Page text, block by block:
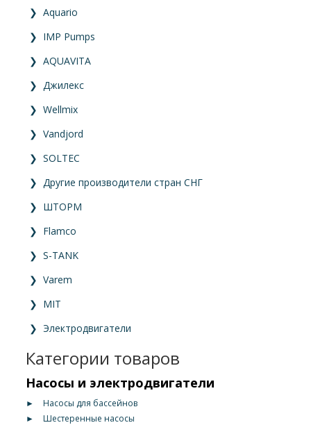
❯ Aquario
❯ IMP Pumps
❯ AQUAVITA
❯ Джилекс
❯ Wellmix
❯ Vandjord
❯ SOLTEC
❯ Другие производители стран СНГ
❯ ШТОРМ
❯ Flamco
❯ S-TANK
❯ Varem
❯ MIT
❯ Электродвигатели
Категории товаров
Насосы и электродвигатели
►
Насосы для бассейнов
►
Шестеренные насосы